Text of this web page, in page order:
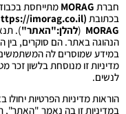
חברת MORAG מתייחסת
בכתובת (
imorag.co.il
MORAG
(להלן:"האתר"
).
הנהוגה באתר. הם סוקרים, בין
במידע שמוסרים לה
מדיניות זו מנוסחת בלשון זכר
לנשים.
הוראות מדיניות הפרטיות
במדיניות זו בה נאמר "האתר",